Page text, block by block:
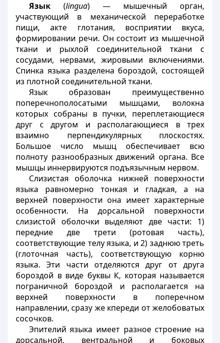
Язык(lingua) — мышечный орган,
участвующий в механической переработке
пищи, акте глотания, восприятии вкуса,
формировании речи. Он состоит из мышечной
ткани и рыхлой соединительной ткани с
сосудами, нервами, жировыми включениями.
Спинка языка разделена бороздой, состоящей
из плотной соединительной ткани.
Язык образован преимущественно
поперечнополосатыми мышцами, волокна
которых собраны в пучки, переплетающиеся
друг с другом и располагающиеся в трех
взаимно перпендикулярных плоскостях.
Большое число мышц обеспечивает всю
полноту разнообразных движений органа. Все
мышцы иннервируются подъязычным нервом.
Слизистая оболочка нижней поверхности
языка равномерно тонкая и гладкая, а на
верхней поверхности она имеет характерные
особенности. На дорсальной поверхности
слизистой оболочки выделяют две части: 1)
передние две трети (ротовая часть),
соответствующие телу языка, и 2) заднюю треть
(глоточная часть), соответствующую корню
языка. Эти части отделяются друг от друга
бороздой в виде буквы К, которая называется
пограничной бороздой и располагается на
верхней поверхности в поперечном
направлении, сразу же кпереди от желобоватых
сосочков.
Эпителий языка имеет разное строение на
дорсальной, вентральной и боковых